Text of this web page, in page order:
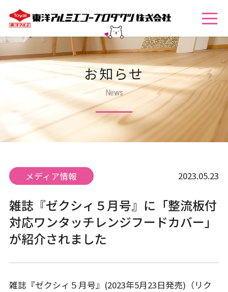
お知らせ
News
メディア情報 2023.05.23
雑誌『ゼクシィ５月号』に「整流板付
対応ワンタッチレンジフードカバー」
が紹介されました
雑誌『ゼクシィ５月号』(2023年5月23日発売)（リク